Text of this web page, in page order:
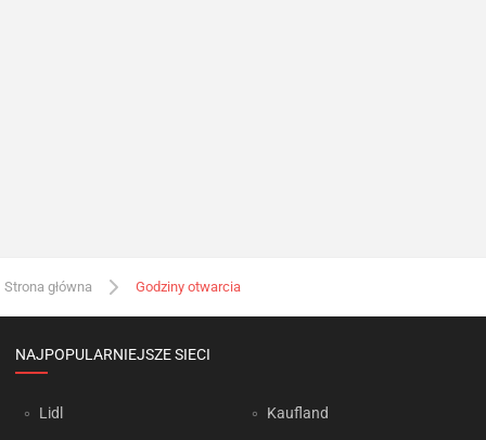
Strona główna Godziny otwarcia
NAJPOPULARNIEJSZE SIECI
Lidl Kaufland